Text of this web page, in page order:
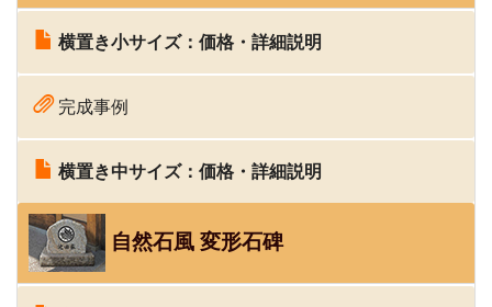
横置き小サイズ：価格・詳細説明
完成事例
横置き中サイズ：価格・詳細説明
自然石風 変形石碑